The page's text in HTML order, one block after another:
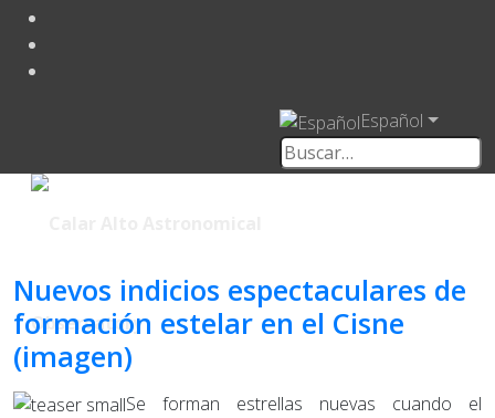
Español
Nuevos indicios espectaculares de
formación estelar en el Cisne
(imagen)
Se forman estrellas nuevas cuando el